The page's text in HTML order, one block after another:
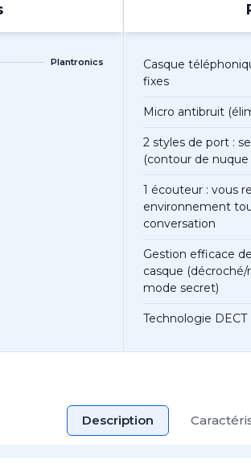
Plantronics
Casque
fixes
Micro antibruit
2 styles de port :
(contour de
1 écouteur : vous
environnement
conversation
Gestion efficace
casque
mode secret)
Technologie DECT
Description